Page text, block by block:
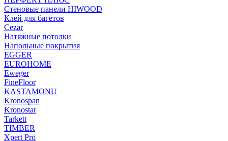
Стеновые панели HIWOOD
Клей для багетов
Cezar
Натяжные потолки
Напольные покрытия
EGGER
EUROHOME
Eweger
FineFloor
KASTAMONU
Kronospan
Kronostar
Tarkett
TIMBER
Xpert Pro